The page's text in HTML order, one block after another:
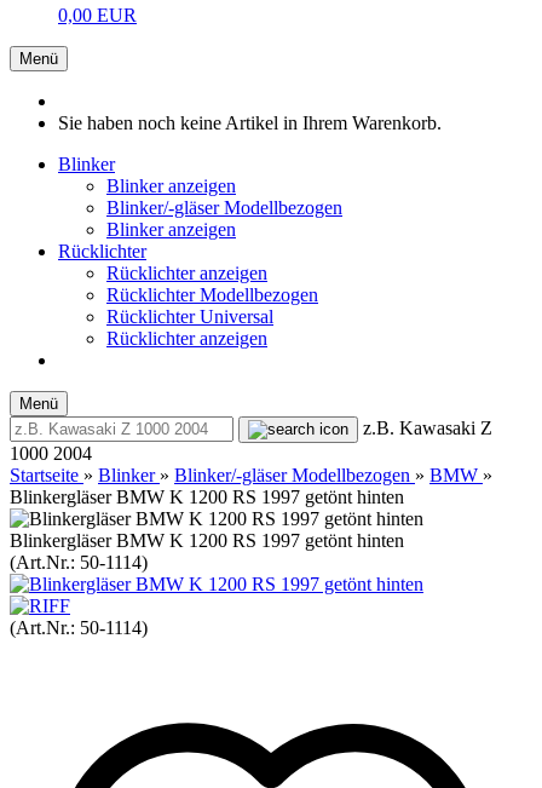
0,00 EUR
Menü
Sie haben noch keine Artikel in Ihrem Warenkorb.
Blinker
Blinker anzeigen
Blinker/-gläser Modellbezogen
Blinker anzeigen
Rücklichter
Rücklichter anzeigen
Rücklichter Modellbezogen
Rücklichter Universal
Rücklichter anzeigen
Menü
z.B. Kawasaki Z
1000 2004
Startseite » Blinker » Blinker/-gläser Modellbezogen » BMW »
Blinkergläser BMW K 1200 RS 1997 getönt hinten
Blinkergläser BMW K 1200 RS 1997 getönt hinten
(Art.Nr.: 50-1114)
(Art.Nr.: 50-1114)